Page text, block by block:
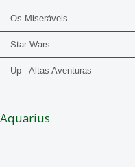
Os Miseráveis
Star Wars
Up - Altas Aventuras
Aquarius